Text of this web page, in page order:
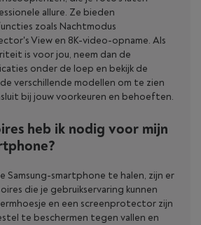
allure. Ze bieden
zoals Nachtmodus
View en 8K-video-opname. Als
is voor jou, neem dan de
onder de loep en bekijk de
verschillende modellen om te zien
bij jouw voorkeuren en behoeften.
heb ik nodig voor mijn
Samsung-smartphone te halen, zijn er
die je gebruikservaring kunnen
en een screenprotector zijn
te beschermen tegen vallen en